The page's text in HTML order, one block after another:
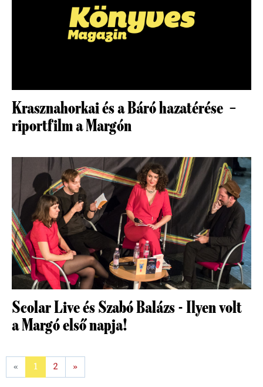
Krasznahorkai és a Báró hazatérése –
riportfilm a Margón
Scolar Live és Szabó Balázs - Ilyen volt
a Margó első napja!
« 1 2 »